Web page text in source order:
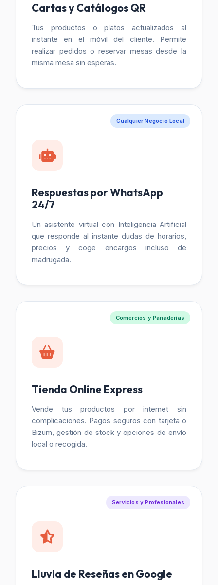
Cartas y Catálogos QR
Tus productos o platos actualizados al
instante en el móvil del cliente. Permite
realizar pedidos o reservar mesas desde la
misma mesa sin esperas.
Cualquier Negocio Local
Respuestas por WhatsApp
24/7
Un asistente virtual con Inteligencia Artificial
que responde al instante dudas de horarios,
precios y coge encargos incluso de
madrugada.
Comercios y Panaderías
Tienda Online Express
Vende tus productos por internet sin
complicaciones. Pagos seguros con tarjeta o
Bizum, gestión de stock y opciones de envío
local o recogida.
Servicios y Profesionales
Lluvia de Reseñas en Google